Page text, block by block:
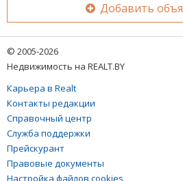
Добавить
© 2005-2026
Недвижимость на REALT.BY
Карьера в Realt
Контакты редакции
Справочный центр
Служба поддержки
Прейскурант
Правовые документы
Настройка файлов cookies